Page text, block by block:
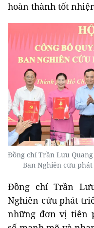
hoàn thành tốt
Đồng chí Trần Lưu
Ban Nghiên cứu phát
Đồng chí Trần
Nghiên cứu phát
những đơn vị tiên